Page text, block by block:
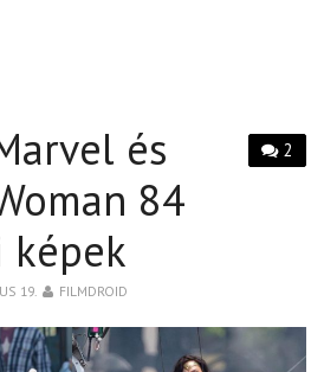
2
és
84
képek
19. FILMDROID